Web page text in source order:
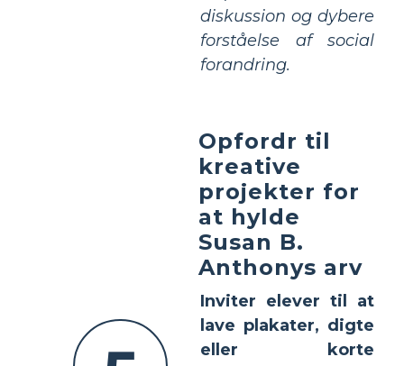
diskussion og dybere
forståelse af social
forandring.
Opfordr til
kreative
projekter for
at hylde
Susan B.
Anthonys arv
Inviter elever til at
lave plakater, digte
eller korte